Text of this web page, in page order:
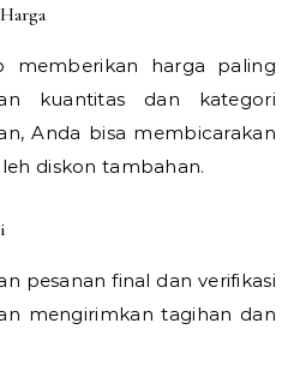
memberikan harga paling
kuantitas dan kategori
Anda bisa membicarakan
diskon tambahan.
pesanan final dan verifikasi
mengirimkan tagihan dan